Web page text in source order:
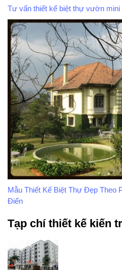
Tư vấn thiết kế biệt thự vườn mini
Mẫu Thiết Kế Biệt Thự Đẹp Theo
Điển
Tạp chí thiết kế kiến